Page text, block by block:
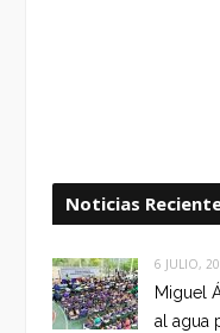
Noticias
6 JULIO,
Miguel
al agua